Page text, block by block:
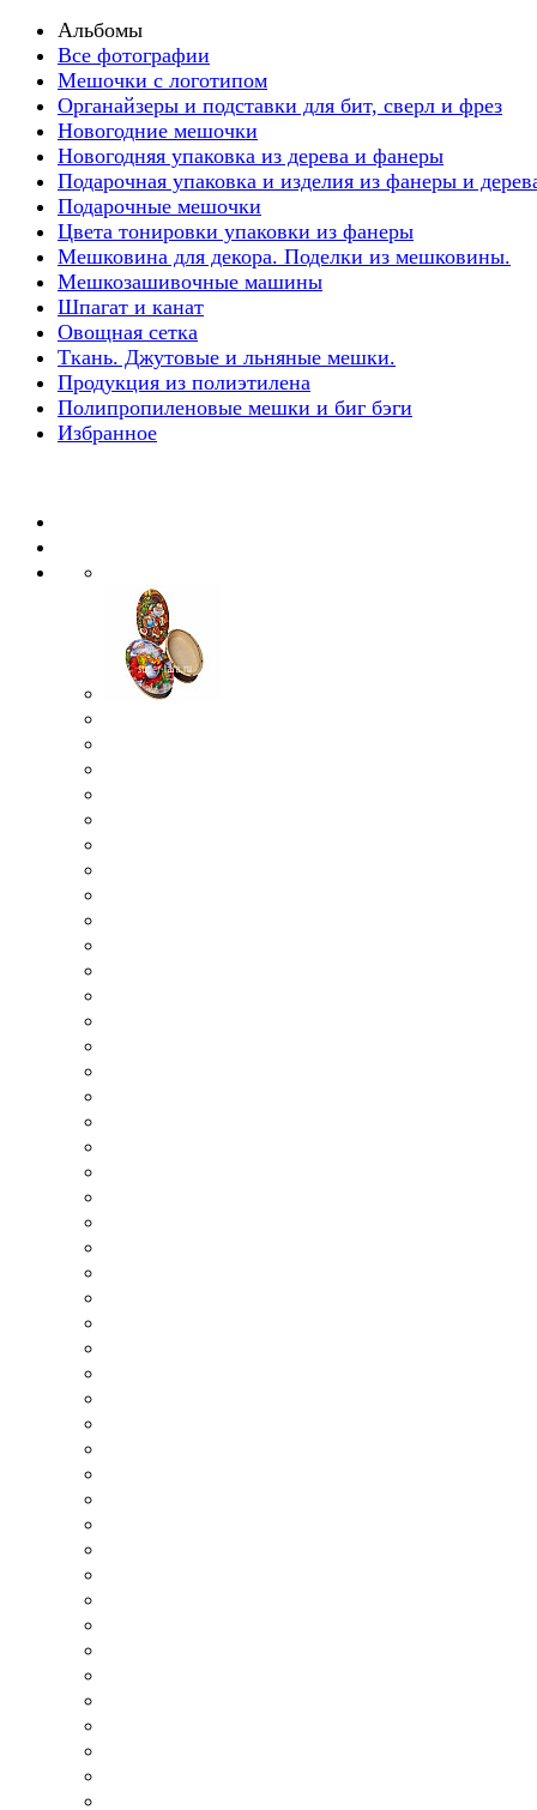
Альбомы
Все фотографии
Мешочки с логотипом
Органайзеры и подставки для бит, сверл и фрез
Новогодние мешочки
Новогодняя упаковка из дерева и фанеры
Подарочная упаковка и изделия из фанеры и
Подарочные мешочки
Цвета тонировки упаковки из фанеры
Мешковина для декора. Поделки из мешковины.
Мешкозашивочные машины
Шпагат и канат
Овощная сетка
Ткань. Джутовые и льняные мешки.
Продукция из полиэтилена
Полипропиленовые мешки и биг бэги
Избранное